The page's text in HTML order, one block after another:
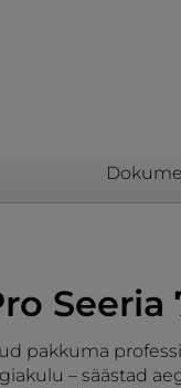
Seeria
pakkuma
– säästad